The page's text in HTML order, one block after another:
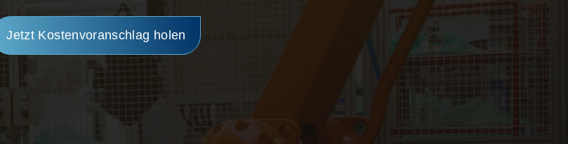
Jetzt Kostenvoranschlag holen